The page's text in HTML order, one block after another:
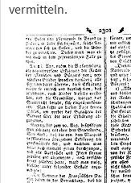
vermitteln.